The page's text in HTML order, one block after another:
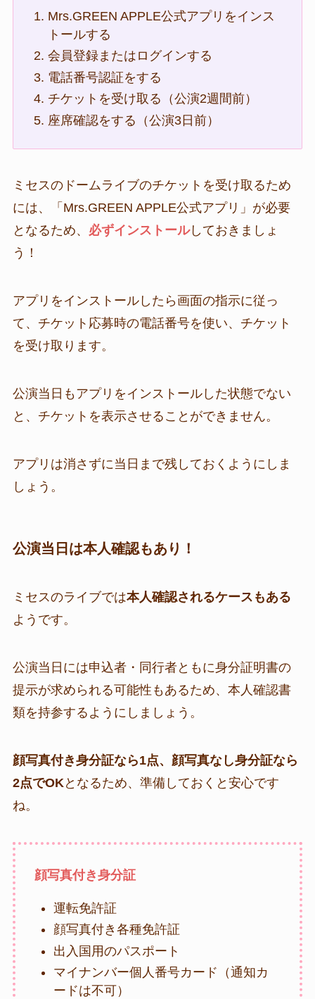
Mrs.GREEN APPLE公式アプリをインス
トールする
会員登録またはログインする
電話番号認証をする
チケットを受け取る（公演2週間前）
座席確認をする（公演3日前）
ミセスのドームライブのチケットを受け取るため
には、「Mrs.GREEN APPLE公式アプリ」が必要
となるため、 必ずインストールしておきましょ
う！
アプリをインストールしたら画面の指示に従っ
て、チケット応募時の電話番号を使い、チケット
を受け取ります。
公演当日もアプリをインストールした状態でない
と、チケットを表示させることができません。
アプリは消さずに当日まで残しておくようにしま
しょう。
公演当日は本人確認もあり！
ミセスのライブでは本人確認されるケースもある
ようです。
公演当日には申込者・同行者ともに身分証明書の
提示が求められる可能性もあるため、本人確認書
類を持参するようにしましょう。
顔写真付き身分証なら1点、顔写真なし身分証なら
2点でOKとなるため、準備しておくと安心です
ね。
顔写真付き身分証
運転免許証
顔写真付き各種免許証
出入国用のパスポート
マイナンバー個人番号カード（通知カ
ードは不可）